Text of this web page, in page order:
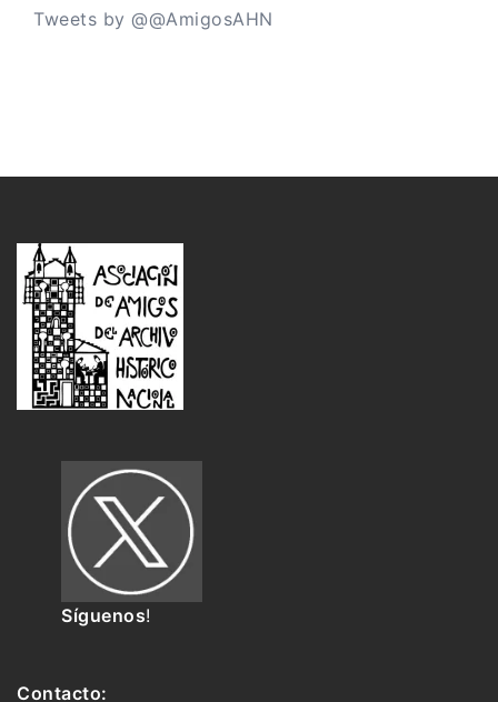
Tweets by @@AmigosAHN
Síguenos!
Contacto: